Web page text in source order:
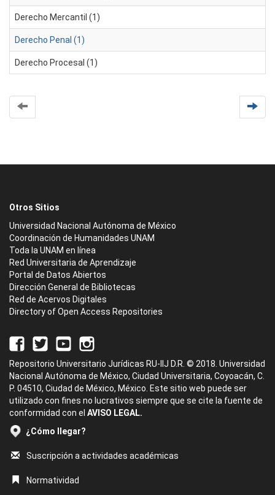
Derecho Mercantil (1)
Derecho Penal (1)
Derecho Procesal (1)
Otros Sitios
Universidad Nacional Autónoma de México
Coordinación de Humanidades UNAM
Toda la UNAM en línea
Red Universitaria de Aprendizaje
Portal de Datos Abiertos
Dirección General de Bibliotecas
Red de Acervos Digitales
Directory of Open Access Repositories
Repositorio Universitario Jurídicas RU-IIJ D.R. © 2018. Universidad
Nacional Autónoma de México, Ciudad Universitaria, Coyoacán, C.
P. 04510, Ciudad de México, México. Este sitio web puede ser
utilizado con fines no lucrativos siempre que se cite la fuente de
conformidad con el AVISO LEGAL.
¿Cómo llegar?
Suscripción a actividades académicas
Normatividad